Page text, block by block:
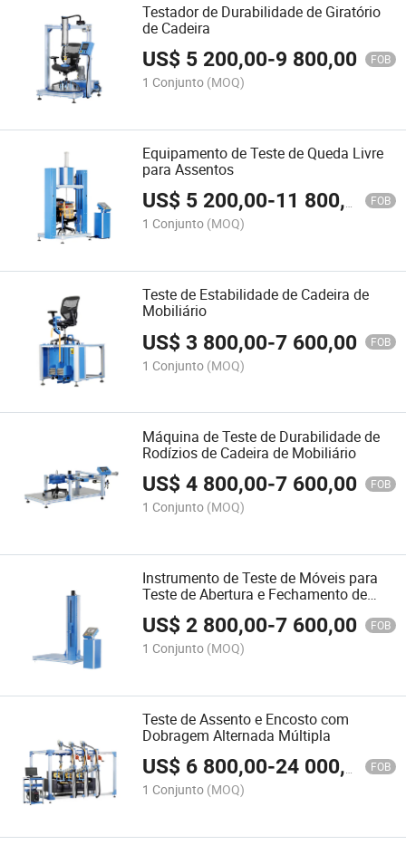
Testador de Durabilidade de Giratório
de Cadeira
US$ 5 200,00-9 800,00 FOB
1 Conjunto (MOQ)
Equipamento de Teste de Queda Livre
para Assentos
US$ 5 200,00-11 800,00 FOB
1 Conjunto (MOQ)
Teste de Estabilidade de Cadeira de
Mobiliário
US$3 800,00-7 600,00 FOB
1 Conjunto (MOQ)
Máquina de Teste de Durabilidade de
Rodízios de Cadeira de Mobiliário
US$4 800,00-7 600,00 FOB
1 Conjunto (MOQ)
Instrumento de Teste de Móveis para
Teste de Abertura e Fechamento de
Porta
US$2 800,00-7 600,00 FOB
1 Conjunto (MOQ)
Teste de Assento e Encosto com
Dobragem Alternada Múltipla
US$ 6 800,00-24 000,00 FOB
1 Conjunto (MOQ)